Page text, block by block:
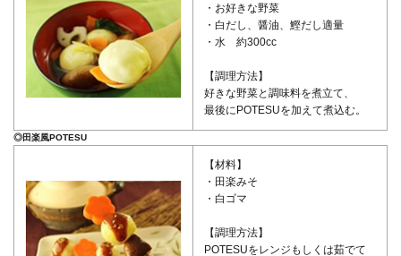
・お好きな野菜
・白だし、醤油、鰹だし適量
・水 約300cc
【調理方法】
好きな野菜と調味料を煮立て、
最後にPOTESUを加えて煮込む。
◎田楽風POTESU
【材料】
・田楽みそ
・白ゴマ
【調理方法】
POTESUをレンジもしくは茹でて